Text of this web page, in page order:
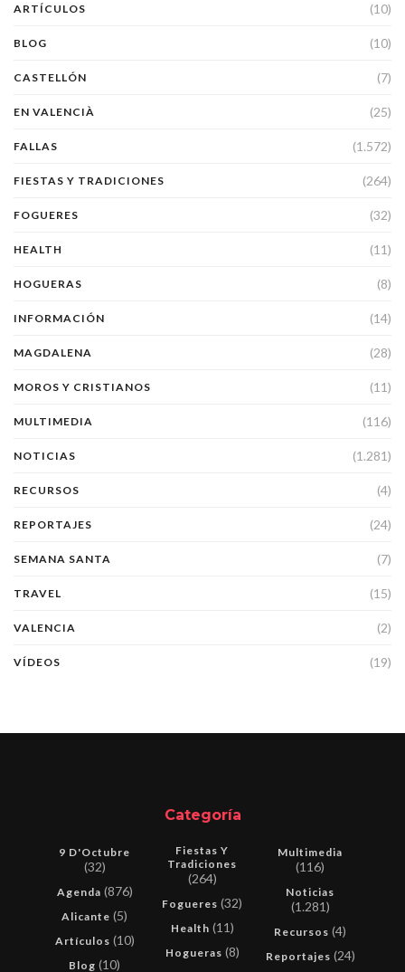
ARTÍCULOS (10)
BLOG (10)
CASTELLÓN (7)
EN VALENCIÀ (25)
FALLAS (1.572)
FIESTAS Y TRADICIONES (264)
FOGUERES (32)
HEALTH (11)
HOGUERAS (8)
INFORMACIÓN (14)
MAGDALENA (28)
MOROS Y CRISTIANOS (11)
MULTIMEDIA (116)
NOTICIAS (1.281)
RECURSOS (4)
REPORTAJES (24)
SEMANA SANTA (7)
TRAVEL (15)
VALENCIA (2)
VÍDEOS (19)
Categoría
9 D'Octubre
(32)
Agenda (876)
Alicante (5)
Artículos (10)
Blog (10)
Fiestas Y
Tradiciones
(264)
Fogueres (32)
Health (11)
Hogueras (8)
Multimedia
(116)
Noticias
(1.281)
Recursos (4)
Reportajes (24)